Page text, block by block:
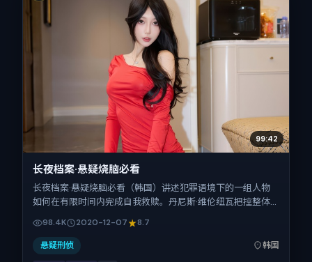
99:42
长夜档案·悬疑烧脑必看
长夜档案·悬疑烧脑必看（韩国）讲述犯罪语境下的一组人物
如何在有限时间内完成自我救赎。丹尼斯·维伦纽瓦把控整体
演层次丰富。影片定于 2020-12-07 起陆续登陆院线与网络
平台，贺岁档前后公映，片长108分钟。
98.4K 2020-12-07 8.7
悬疑刑侦 韩国